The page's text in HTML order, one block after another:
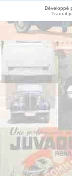
Développé
Traduit